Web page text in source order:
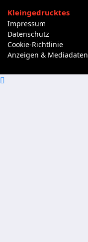
Kleingedrucktes
Impressum
Datenschutz
Cookie-Richtlinie
Anzeigen & Mediadaten